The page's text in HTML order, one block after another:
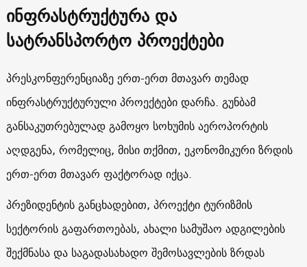
ინფრასტრუქტურა და
სატრანსპორტო პროექტები
პრესკონფერენციაზე ერთ-ერთ მთავარ თემად
ინფრასტრუქტურული პროექტები დარჩა. გუნბამ
განსაკუთრებულად გამოყო სოხუმის აეროპორტის
აღდგენა, რომელიც, მისი თქმით, ეკონომიკური ზრდის
ერთ-ერთ მთავარ ფაქტორად იქცა.
პრეზიდენტის განცხადებით, პროექტი ტურიზმის
სექტორის გაფართოებას, ახალი სამუშაო ადგილების
შექმნასა და საგადასახადო შემოსავლების ზრდას